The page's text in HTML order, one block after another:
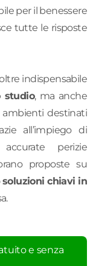
per il benessere
tutte le risposte
indispensabile
studio, ma anche
ambienti destinati
all’impiego di
perizie
proposte su
soluzioni chiavi in
e senza